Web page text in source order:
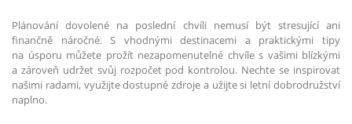
Plánování dovolené na poslední chvíli nemusí být stresující ani
finančně náročné. S vhodnými destinacemi a praktickými tipy
na úsporu můžete prožít nezapomenutelné chvíle s vašimi blízkými
a zároveň udržet svůj rozpočet pod kontrolou. Nechte se inspirovat
našimi radami, využijte dostupné zdroje a užijte si letní dobrodružství
naplno.